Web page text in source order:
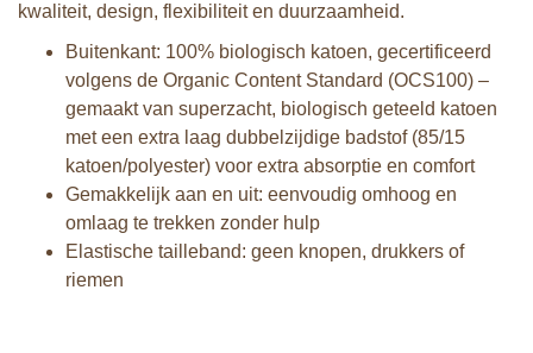
kwaliteit, design, flexibiliteit en duurzaamheid.
Buitenkant: 100% biologisch katoen, gecertificeerd
volgens de Organic Content Standard (OCS100) –
gemaakt van superzacht, biologisch geteeld katoen
met een extra laag dubbelzijdige badstof (85/15
katoen/polyester) voor extra absorptie en comfort
Gemakkelijk aan en uit: eenvoudig omhoog en
omlaag te trekken zonder hulp
Elastische tailleband: geen knopen, drukkers of
riemen